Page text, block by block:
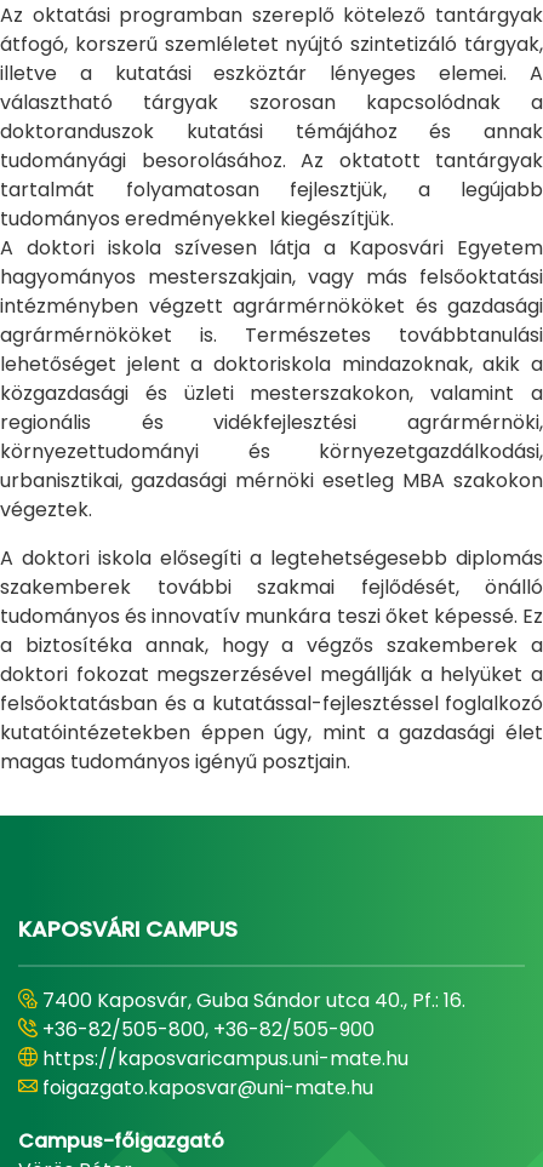
Az oktatási programban szereplő kötelező tantárgyak
átfogó, korszerű szemléletet nyújtó szintetizáló tárgyak,
illetve a kutatási eszköztár lényeges elemei. A
választható tárgyak szorosan kapcsolódnak a
doktoranduszok kutatási témájához és annak
tudományági besorolásához. Az oktatott tantárgyak
tartalmát folyamatosan fejlesztjük, a legújabb
tudományos eredményekkel kiegészítjük.
A doktori iskola szívesen látja a Kaposvári Egyetem
hagyományos mesterszakjain, vagy más felsőoktatási
intézményben végzett agrármérnököket és gazdasági
agrármérnököket is. Természetes továbbtanulási
lehetőséget jelent a doktoriskola mindazoknak, akik a
közgazdasági és üzleti mesterszakokon, valamint a
regionális és vidékfejlesztési agrármérnöki,
környezettudományi és környezetgazdálkodási,
urbanisztikai, gazdasági mérnöki esetleg MBA szakokon
végeztek.
A doktori iskola elősegíti a legtehetségesebb diplomás
szakemberek további szakmai fejlődését, önálló
tudományos és innovatív munkára teszi őket képessé. Ez
a biztosítéka annak, hogy a végzős szakemberek a
doktori fokozat megszerzésével megállják a helyüket a
felsőoktatásban és a kutatással-fejlesztéssel foglalkozó
kutatóintézetekben éppen úgy, mint a gazdasági élet
magas tudományos igényű posztjain.
KAPOSVÁRI CAMPUS
7400 Kaposvár, Guba Sándor utca 40., Pf.: 16.
+36-82/505-800, +36-82/505-900
https://kaposvaricampus.uni-mate.hu
foigazgato.kaposvar@uni-mate.hu
Campus-főigazgató